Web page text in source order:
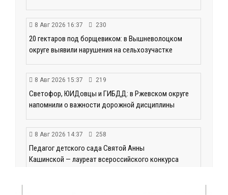
8 Авг 2026 16:37 230
20 гектаров под борщевиком: в Вышневолоцком
округе выявили нарушения на сельхозучастке
8 Авг 2026 15:37 219
Светофор, ЮИДовцы и ГИБДД: в Ржевском округе
напомнили о важности дорожной дисциплины
8 Авг 2026 14:37 258
Педагог детского сада Святой Анны
Кашинской — лауреат всероссийского конкурса